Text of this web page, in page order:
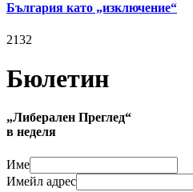
България като „изключение“
2132
Бюлетин
„Либерален Преглед“
в неделя
Име
Имейл адрес